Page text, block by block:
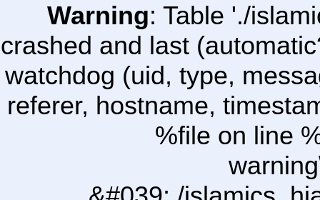
Warning: Table './
crashed and last
watchdog (uid, type,
referer, hostname,
%file on line